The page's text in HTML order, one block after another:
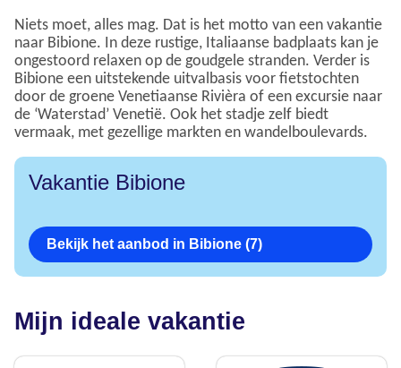
Niets moet, alles mag. Dat is het motto van een vakantie
naar Bibione. In deze rustige, Italiaanse badplaats kan je
ongestoord relaxen op de goudgele stranden. Verder is
Bibione een uitstekende uitvalbasis voor fietstochten
door de groene Venetiaanse Rivièra of een excursie naar
de ‘Waterstad’ Venetië. Ook het stadje zelf biedt
vermaak, met gezellige markten en wandelboulevards.
Vakantie Bibione
Bekijk het aanbod in Bibione (7)
Mijn ideale vakantie